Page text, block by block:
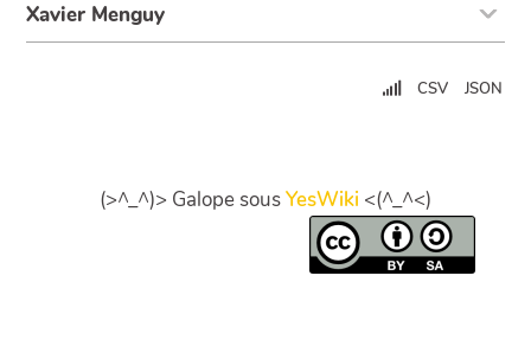
Xavier Menguy
CSV JSON
(>^_^)> Galope sousYesWiki <(^_^<)